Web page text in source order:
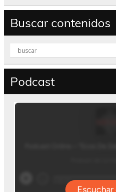
Buscar contenidos
Podcast